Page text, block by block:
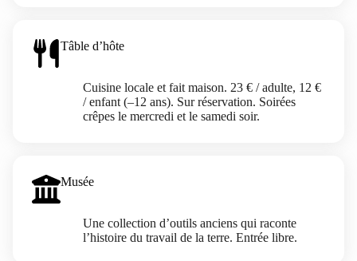
Tâble d’hôte
Cuisine locale et fait maison. 23 € / adulte, 12 €
/ enfant (–12 ans). Sur réservation. Soirées
crêpes le mercredi et le samedi soir.
Musée
Une collection d’outils anciens qui raconte
l’histoire du travail de la terre. Entrée libre.